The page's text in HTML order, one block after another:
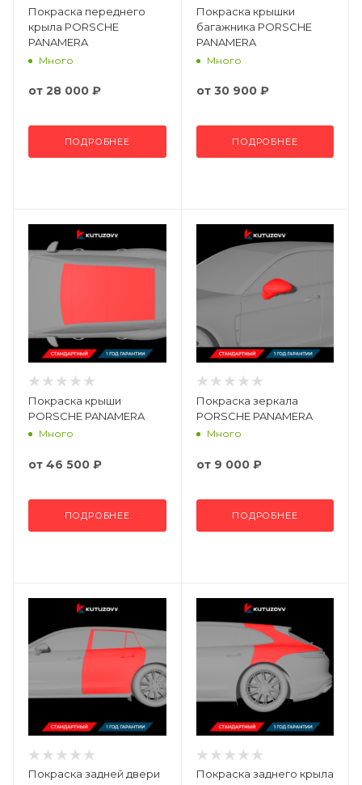
Покраска переднего
крыла PORSCHE
PANAMERA
Много
от 28 000 ₽
ПОДРОБНЕЕ
Покраска крышки
багажника PORSCHE
PANAMERA
Много
от 30 900 ₽
ПОДРОБНЕЕ
Покраска крыши
PORSCHE PANAMERA
Много
от 46 500 ₽
ПОДРОБНЕЕ
Покраска зеркала
PORSCHE PANAMERA
Много
от 9 000 ₽
ПОДРОБНЕЕ
Покраска задней двери
Покраска заднего крыла